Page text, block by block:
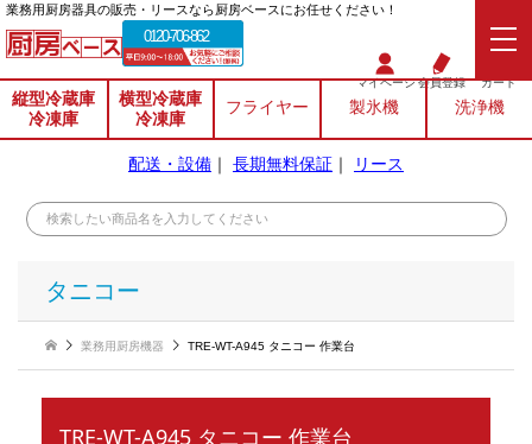
業務⽤厨房器具の販売・リースなら厨房ベースにお任せください！
0120-706-862
マイページ会員登録 カート
縦型冷蔵庫
冷凍庫
横型冷蔵庫
冷凍庫
フライヤー 製氷機 洗浄機
配送・設備 ｜ 長期無料保証 ｜ リース
タニコー
業務用厨房機器 TRE-WT-A945 タニコー 作業台
TRE-WT-A945 タニコー 作業台